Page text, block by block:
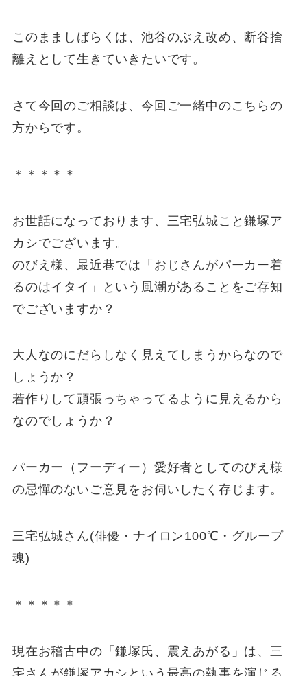
このまましばらくは、池谷のぶえ改め、断谷捨
離えとして生きていきたいです。
さて今回のご相談は、今回ご一緒中のこちらの
方からです。
＊＊＊＊＊
お世話になっております、三宅弘城こと鎌塚ア
カシでございます。
のびえ様、最近巷では「おじさんがパーカー着
るのはイタイ」という風潮があることをご存知
でございますか？
大人なのにだらしなく見えてしまうからなので
しょうか？
若作りして頑張っちゃってるように見えるから
なのでしょうか？
パーカー（フーディー）愛好者としてのびえ様
の忌憚のないご意見をお伺いしたく存じます。
三宅弘城さん(俳優・ナイロン100℃・グループ
魂)
＊＊＊＊＊
現在お稽古中の「鎌塚氏、震えあがる」は、三
宅さんが鎌塚アカシという最高の執事を演じる